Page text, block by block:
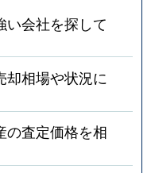
い会社を探して
却相場や状況に
の査定価格を相